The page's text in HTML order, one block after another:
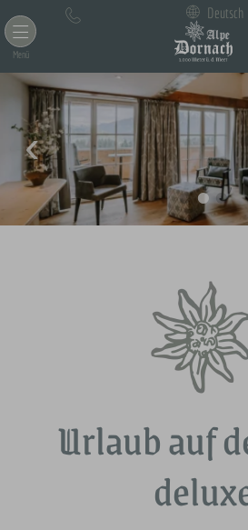
Menü
Deutsch
Warenkorb ist leer
Urlaub auf